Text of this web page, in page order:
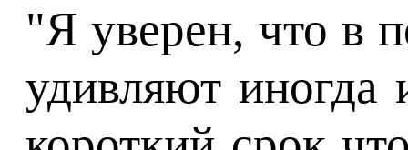
"Я уверен, что в
удивляют иногда